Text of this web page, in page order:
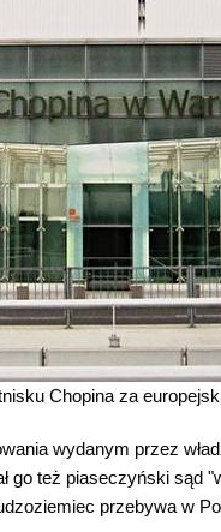
Chopina za
wydanym przez
go też piaseczyński sąd
przebywa w